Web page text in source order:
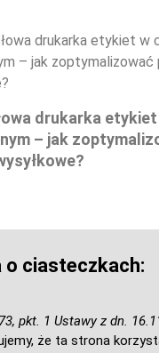
drukarka
– jak
o ciasteczkach:
pkt. 1 Ustawy z dn.
że ta strona